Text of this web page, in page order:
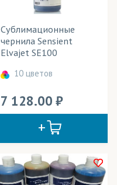
Сублимационные
чернила Sensient
Elvajet SE100
10 цветов
7 128.00